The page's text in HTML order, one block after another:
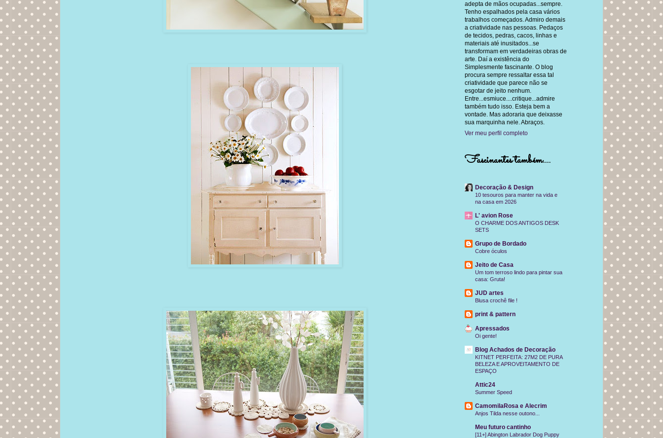
adepta de mãos ocupadas...sempre.
Tenho espalhados pela casa vários
trabalhos começados. Admiro demais
a criatividade nas pessoas. Pedaços
de tecidos, pedras, cacos, linhas e
materiais até inusitados...se
transformam em verdadeiras obras de
arte. Daí a existência do
Simplesmente fascinante. O blog
procura sempre ressaltar essa tal
criatividade que parece não se
esgotar de jeito nenhum.
Entre...esmiuce....critique...admire
também tudo isso. Esteja bem a
vontade. Mas adoraria que deixasse
sua marquinha nele. Abraços.
Ver meu perfil completo
Fascinantes também....
Decoração & Design
10 tesouros para manter na vida e
na casa em 2026
L' avion Rose
O CHARME DOS ANTIGOS DESK
SETS
Grupo de Bordado
Cobre óculos
Jeito de Casa
Um tom terroso lindo para pintar sua
casa: Gruta!
JUD artes
Blusa crochê file !
print & pattern
Apressados
Oi gente!
Blog Achados de Decoração
KITNET PERFEITA: 27M2 DE PURA
BELEZA E APROVEITAMENTO DE
ESPAÇO
Attic24
Summer Speed
CamomilaRosa e Alecrim
Anjos Tilda nesse outono...
Meu futuro cantinho
[11+] Abington Labrador Dog Puppy